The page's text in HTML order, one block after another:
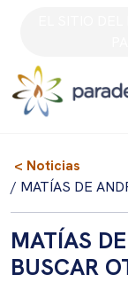
< Noticias
/ MATÍAS DE
MATÍAS
BUSCAR